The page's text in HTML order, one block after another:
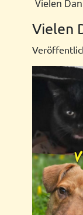
Vielen
Vielen